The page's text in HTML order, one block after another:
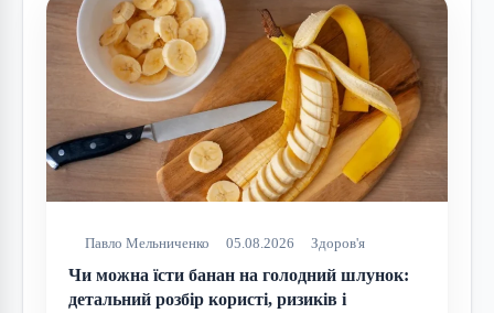
Павло Мельниченко 05.08.2026 Здоров'я
Чи можна їсти банан на голодний шлунок:
детальний розбір користі, ризиків і